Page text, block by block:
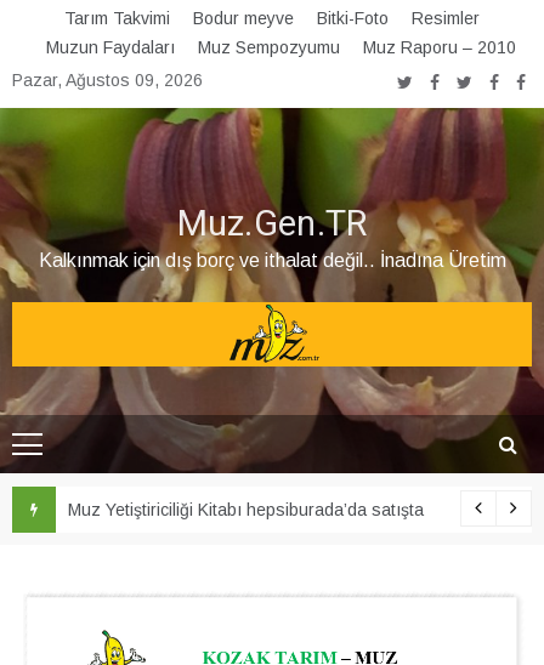
content
Tarım Takvimi Bodur meyve Bitki-Foto
Resimler
Muzun Faydaları
Muz Sempozyumu
Muz Raporu – 2010
Pazar, Ağustos 09, 2026
Muz.Gen.TR
Kalkınmak için dış borç ve ithalat değil.. İnadına Üretim
Muz Yetiştiriciliği Kitabı hepsiburada’da satışta